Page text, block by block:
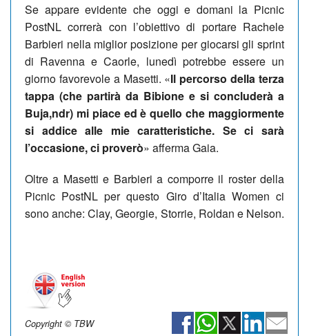
Se appare evidente che oggi e domani la Picnic
PostNL correrà con l’obiettivo di portare Rachele
Barbieri nella miglior posizione per giocarsi gli sprint
di Ravenna e Caorle, lunedì potrebbe essere un
giorno favorevole a Masetti. «Il percorso della terza
tappa (che partirà da Bibione e si concluderà a
Buja,ndr) mi piace ed è quello che maggiormente
si addice alle mie caratteristiche. Se ci sarà
l’occasione, ci proverò» afferma Gaia.
Oltre a Masetti e Barbieri a comporre il roster della
Picnic PostNL per questo Giro d’Italia Women ci
sono anche: Clay, Georgie, Storrie, Roldan e Nelson.
Copyright © TBW